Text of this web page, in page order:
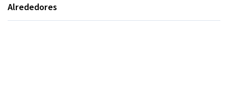
Alrededores